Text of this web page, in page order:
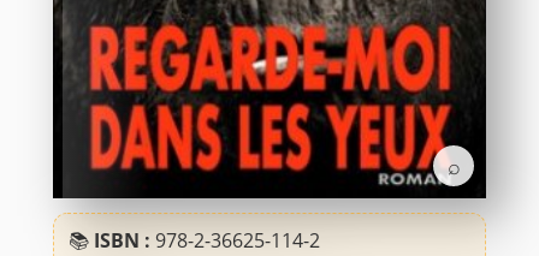
⌕
📚 ISBN : 978-2-36625-114-2